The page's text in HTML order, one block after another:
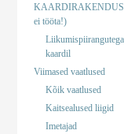
KAARDIRAKENDUS
ei tööta!)
kaardil
Viimased vaatlused
Kõik vaatlused
Kaitsealused liigid
Imetajad